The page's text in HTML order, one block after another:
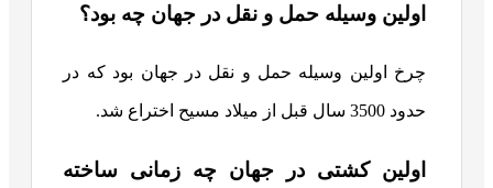
اولین وسیله حمل و نقل در جهان چه بود؟
چرخ اولین وسیله حمل و نقل در جهان بود که در
حدود 3500 سال قبل از میلاد مسیح اختراع شد.
اولین کشتی در جهان چه زمانی ساخته